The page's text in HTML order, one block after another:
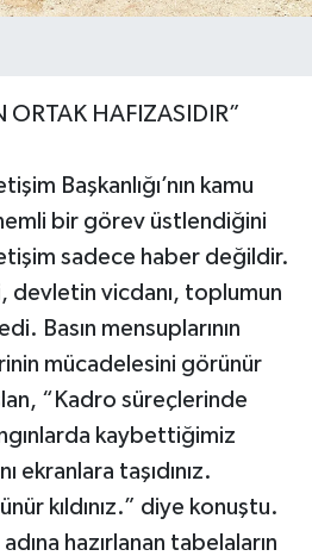
ORTAK HAFIZASIDIR”
Başkanlığı’nın kamu
bir görev üstlendiğini
sadece haber değildir.
devletin vicdanı, toplumun
Basın mensuplarının
mücadelesini görünür
“Kadro süreçlerinde
kaybettiğimiz
ekranlara taşıdınız.
kıldınız.” diye konuştu.
hazırlanan tabelaların